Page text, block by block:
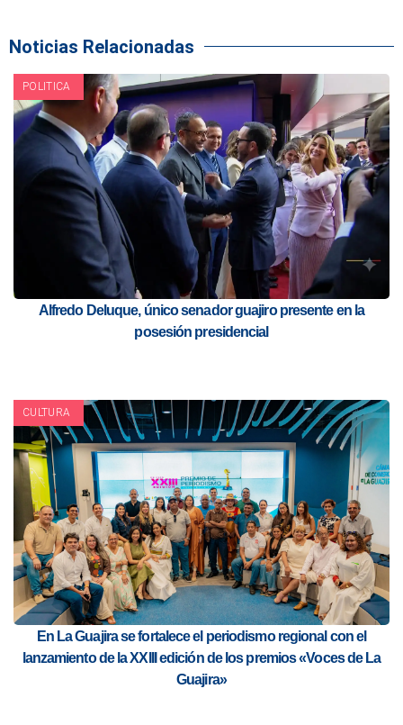
Noticias Relacionadas
POLITICA
Alfredo Deluque, único senador guajiro presente en la
posesión presidencial
CULTURA
En La Guajira se fortalece el periodismo regional con el
lanzamiento de la XXIII edición de los premios «Voces de La
Guajira»